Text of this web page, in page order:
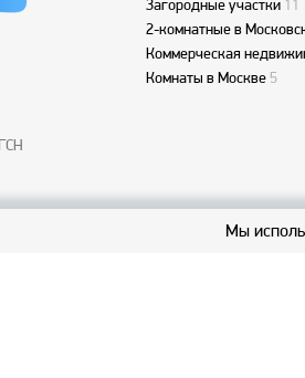
Загородные участки 11
2-комнатные в
Коммерческая
Комнаты в Москве 5
Мы